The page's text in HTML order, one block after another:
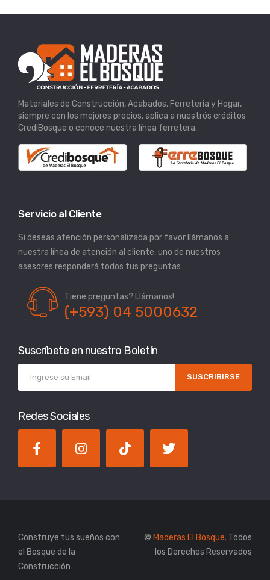
Materiales de Construcción, Acabados, Ferreteria y Hogar,
siempre con los mejores precios, aplica a nuestrós créditos
CrediBosque o conoce nuestra línea ferretera.
Servicio al Cliente
Si deseas atención personalizada por favor llámanos a
nuestra línea de atención al cliente, uno de nuestros
asesores responderá todos tus preguntas
Tiene preguntas? Llámanos!
(+593) 04 5000632
Suscríbete en nuestro Boletín
SUSCRIBIRSE
Redes Sociales
Construye tus sueños con
el Bosque de la
Construcción
© Maderas El Bosque. Todos
los Derechos Reservados